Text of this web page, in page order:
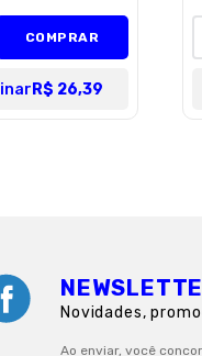
COMPRAR
R$ 26,39
Novidades,